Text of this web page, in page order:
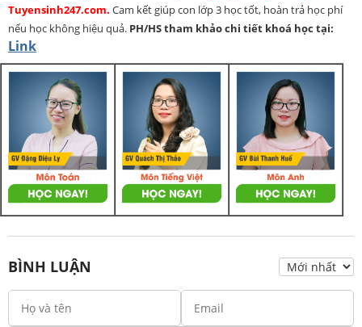
Tuyensinh247.com. Cam kết giúp con lớp 3 học tốt, hoàn trả học phí
nếu học không hiệu quả. PH/HStham khảo chi tiết khoá học tại:
Link
BÌNH LUẬN